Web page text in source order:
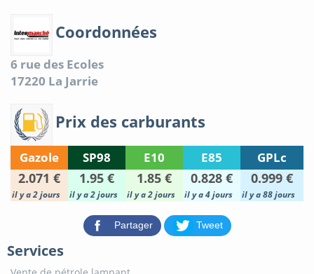
Coordonnées
6 rue des Ecoles
17220 La Jarrie
Prix des carburants
Gazole SP98 E10 E85 GPLc
2.071 € 1.95 € 1.85 € 0.828 € 0.999 €
il y a 2 jours il y a 2 jours il y a 2 jours il y a 4 jours il y a 88 jours
Partager Tweet
Services